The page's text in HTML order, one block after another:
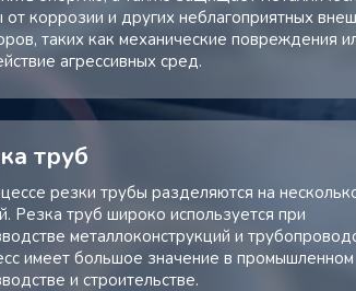
от коррозии и других неблагоприятных
таких как механические повреждения
агрессивных сред.
труб
резки трубы разделяются на
Резка труб широко используется при
металлоконструкций и
имеет большое значение в промышленном
и строительстве.